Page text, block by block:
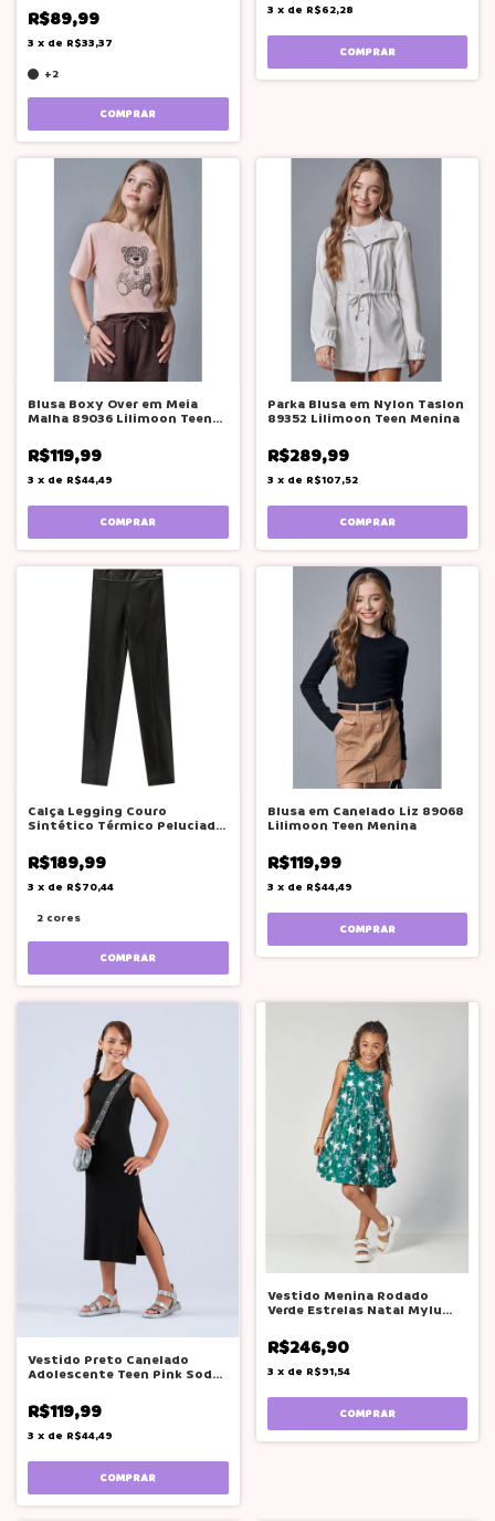
R$89,99
3 x de R$33,37
+2
COMPRAR
3 x de R$62,28
COMPRAR
Blusa Boxy Over em Meia
Malha 89036 Lilimoon Teen
R$119,99
3 x de R$44,49
COMPRAR
Parka Blusa em Nylon Taslon
89352 Lilimoon Teen Menina
R$289,99
3 x de R$107,52
COMPRAR
Calça Legging Couro
Sintético Térmico Peluciado
R$189,99
3 x de R$70,44
2 cores
COMPRAR
Blusa em Canelado Liz 89068
Lilimoon Teen Menina
R$119,99
3 x de R$44,49
COMPRAR
Vestido Preto Canelado
Adolescente Teen Pink Soda
R$119,99
3 x de R$44,49
COMPRAR
Vestido Menina Rodado
Verde Estrelas Natal Mylu
R$246,90
3 x de R$91,54
COMPRAR